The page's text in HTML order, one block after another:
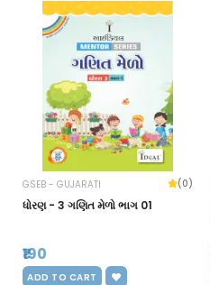
GSEB - GUJARATI (0)
ધોરણ - 3 ગણિત મેળો ભાગ 01
₹190
ADD TO CART